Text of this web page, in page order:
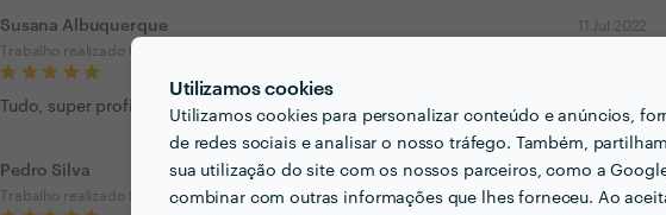
Utilizamos cookies
Utilizamos cookies para personalizar conteúdo e anúncios,
de redes sociais e analisar o nosso tráfego. Também,
sua utilização do site com os nossos parceiros, como a
combinar com outras informações que lhes forneceu. Ao
Susana Albuquerque
Trabalho realizado fora da plataforma
11 Jul 2022
Tudo, super profissionais.
Pedro Silva
Trabalho realizado fora da plataforma
11 Jul 2022